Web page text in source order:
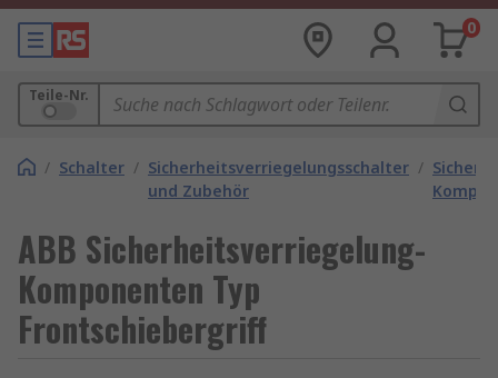
0
Teile-Nr.
/ Schalter / Sicherheitsverriegelungsschalter
und Zubehör
/
ABB Sicherheitsverriegelung-
Komponenten Typ
Frontschiebergriff